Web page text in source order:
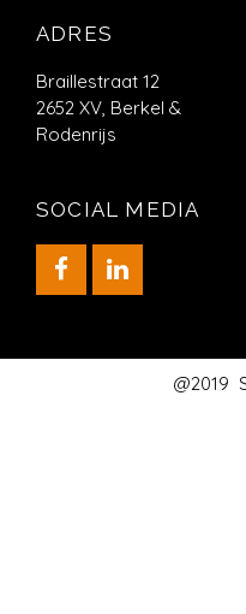
ADRES
Braillestraat 12
2652 XV, Berkel &
Rodenrijs
SOCIAL MEDIA
@2019